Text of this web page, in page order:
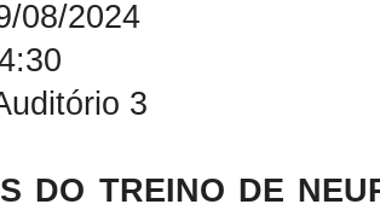
08/2024
3
DO TREINO DE